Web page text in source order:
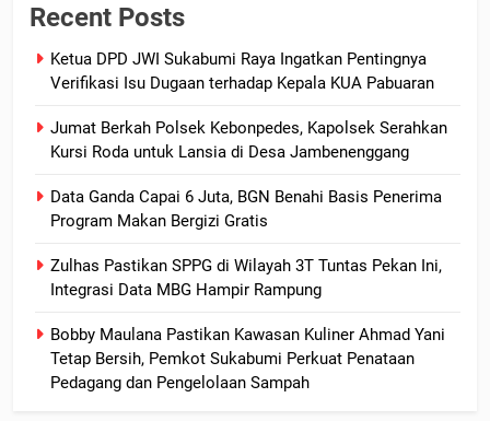
Recent Posts
Ketua DPD JWI Sukabumi Raya Ingatkan Pentingnya
Verifikasi Isu Dugaan terhadap Kepala KUA Pabuaran
Jumat Berkah Polsek Kebonpedes, Kapolsek Serahkan
Kursi Roda untuk Lansia di Desa Jambenenggang
Data Ganda Capai 6 Juta, BGN Benahi Basis Penerima
Program Makan Bergizi Gratis
Zulhas Pastikan SPPG di Wilayah 3T Tuntas Pekan Ini,
Integrasi Data MBG Hampir Rampung
Bobby Maulana Pastikan Kawasan Kuliner Ahmad Yani
Tetap Bersih, Pemkot Sukabumi Perkuat Penataan
Pedagang dan Pengelolaan Sampah